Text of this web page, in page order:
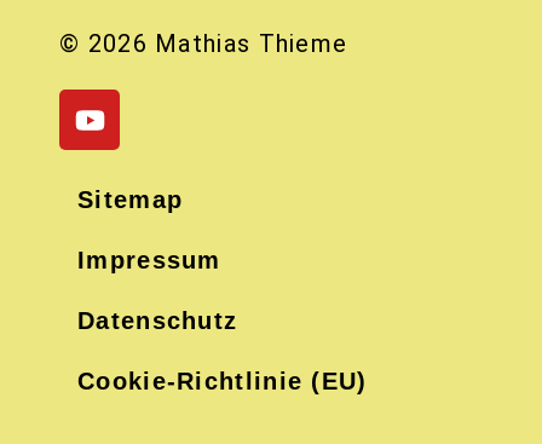
© 2026 Mathias Thieme
Sitemap
Impressum
Datenschutz
Cookie-Richtlinie (EU)